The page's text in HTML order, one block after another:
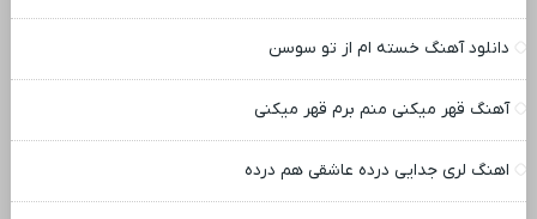
دانلود آهنگ خسته ام از تو سوسن
آهنگ قهر میکنی منم برم قهر میکنی
اهنگ لری جدایی درده عاشقی هم درده